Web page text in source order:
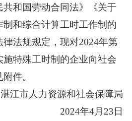
和国劳动合同法》《关于
和综合计算工时工作制的
法规规定，现对2024年第
特殊工时制的企业向社会
件。
市人力资源和社会保障局
2024年4月23日